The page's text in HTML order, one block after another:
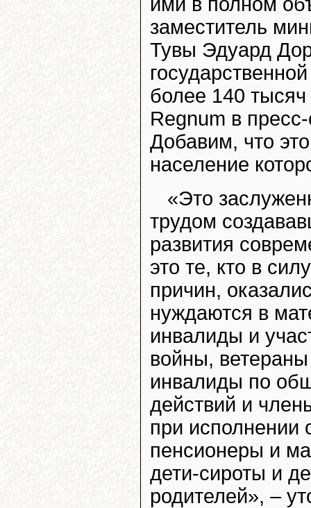
заместитель
Тувы Эдуард
более 140
Regnum в
Добавим, что
население
«Это
трудом
развития
это те, кто в
причин,
нуждаются в
инвалиды и
войны,
инвалиды по
действий и
при исполнении
пенсионеры и
дети-сироты и
родителей», –